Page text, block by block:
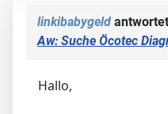
linkibabygeld
Aw: Suche Öcotec
Hallo,